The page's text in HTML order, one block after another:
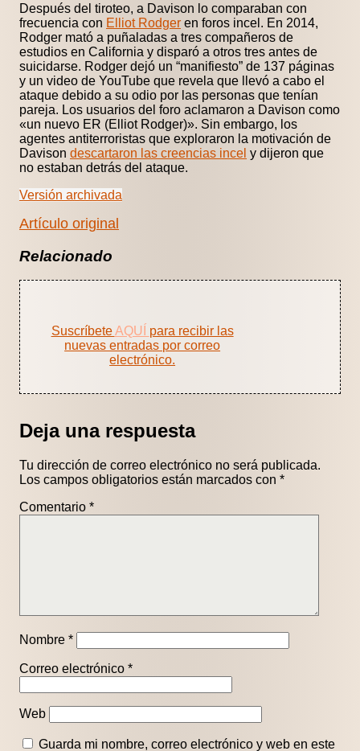
Después del tiroteo, a Davison lo comparaban con
frecuencia con Elliot Rodger en foros incel. En 2014,
Rodger mató a puñaladas a tres compañeros de
estudios en California y disparó a otros tres antes de
suicidarse. Rodger dejó un “manifiesto” de 137 páginas
y un video de YouTube que revela que llevó a cabo el
ataque debido a su odio por las personas que tenían
pareja. Los usuarios del foro aclamaron a Davison como
«un nuevo ER (Elliot Rodger)». Sin embargo, los
agentes antiterroristas que exploraron la motivación de
Davison descartaron las creencias incel y dijeron que
no estaban detrás del ataque.
Versión archivada
Artículo original
Relacionado
SuscríbeteAQUÍ para recibir las
nuevas entradas por correo
electrónico.
Deja una respuesta
Tu dirección de correo electrónico no será publicada.
Los campos obligatorios están marcados con *
Comentario *
Nombre *
Correo electrónico *
Web
Guarda mi nombre, correo electrónico y web en este